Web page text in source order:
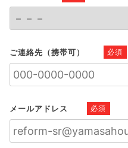
ご連絡先（携帯可） 必須
メールアドレス 必須